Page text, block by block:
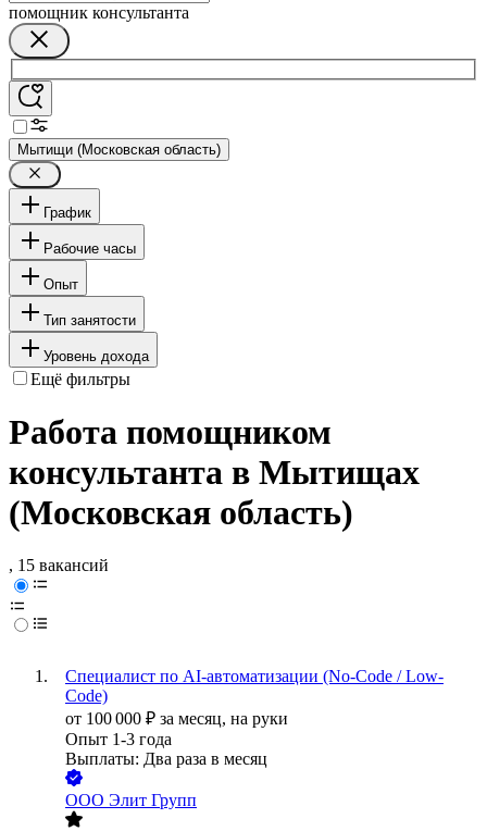
помощник консультанта
Мытищи (Московская область)
График
Рабочие часы
Опыт
Тип занятости
Уровень дохода
Ещё фильтры
Работа помощником
консультанта в Мытищах
(Московская область)
, 15 вакансий
Специалист по AI-автоматизации (No-Code / Low-
Code)
от 100 000 ₽ за месяц, на руки
Опыт 1-3 года
Выплаты: Два раза в месяц
ООО Элит Групп